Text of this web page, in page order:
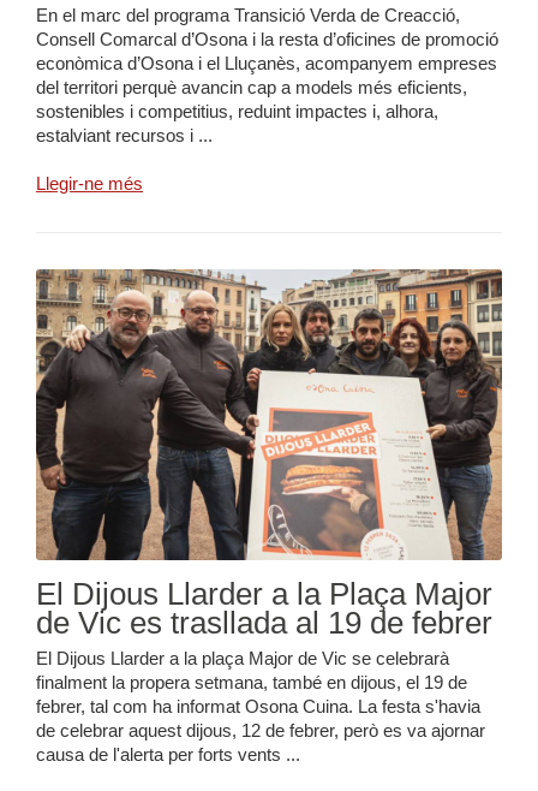
En el marc del programa Transició Verda de Creacció,
Consell Comarcal d’Osona i la resta d’oficines de promoció
econòmica d’Osona i el Lluçanès, acompanyem empreses
del territori perquè avancin cap a models més eficients,
sostenibles i competitius, reduint impactes i, alhora,
estalviant recursos i ...
Llegir-ne més
El Dijous Llarder a la Plaça Major
de Vic es trasllada al 19 de febrer
El Dijous Llarder a la plaça Major de Vic se celebrarà
finalment la propera setmana, també en dijous, el 19 de
febrer, tal com ha informat Osona Cuina. La festa s'havia
de celebrar aquest dijous, 12 de febrer, però es va ajornar
causa de l'alerta per forts vents ...